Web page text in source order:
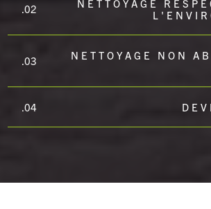
.02
NETTOYAGE
.03
NETTOYAGE NON
.04